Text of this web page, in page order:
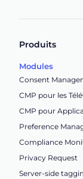
Produits
Modules
Consent
CMP pour les
CMP pour
Preference
Compliance
Privacy Request
Server-side